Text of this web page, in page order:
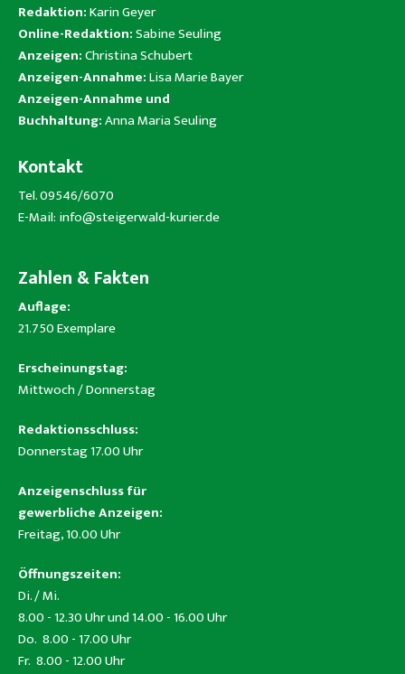
Redaktion:Karin Geyer
Online-Redaktion:Sabine Seuling
Anzeigen:Christina Schubert
Anzeigen-Annahme:Lisa Marie Bayer
Anzeigen-Annahme und
Buchhaltung:Anna Maria Seuling
Kontakt
Tel. 09546/6070
E-Mail: info@steigerwald-kurier.de
Zahlen & Fakten
Auflage:
21.750 Exemplare
Erscheinungstag:
Mittwoch / Donnerstag
Redaktionsschluss:
Donnerstag 17.00 Uhr
Anzeigenschluss für
gewerbliche Anzeigen:
Freitag, 10.00 Uhr
Öffnungszeiten:
Di. / Mi.
8.00 - 12.30 Uhr und 14.00 - 16.00 Uhr
Do. 8.00 - 17.00 Uhr
Fr. 8.00 - 12.00 Uhr